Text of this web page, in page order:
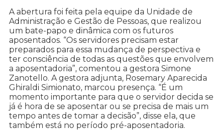
A abertura foi feita pela equipe da Unidade de
Administração e Gestão de Pessoas, que realizou
um bate-papo e dinâmica com os futuros
aposentados. “Os servidores precisam estar
preparados para essa mudança de perspectiva e
ter consciência de todas as questões que envolvem
a aposentadoria”, comentou a gestora Simone
Zanotello. A gestora adjunta, Rosemary Aparecida
Ghiraldi Simionato, marcou presença. “É um
momento importante para que o servidor decida se
já é hora de se aposentar ou se precisa de mais um
tempo antes de tomar a decisão”, disse ela, que
também está no período pré-aposentadoria.